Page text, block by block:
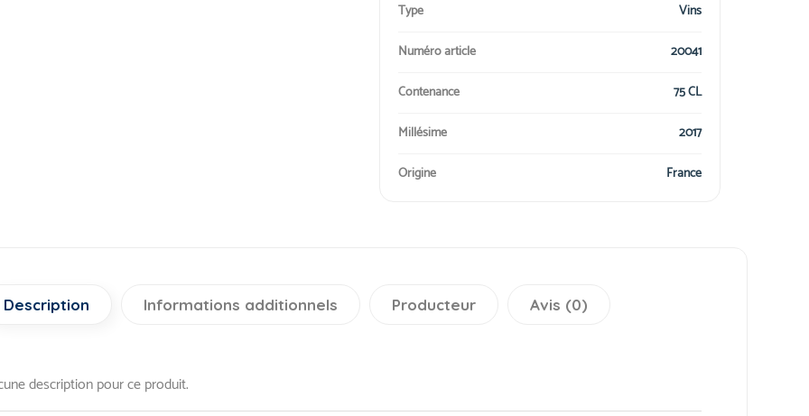
Type
Vins
Numéro article
20041
Contenance
75 CL
Millésime
2017
Origine
France
Description Informations additionnels Producteur Avis (0)
description pour ce produit.